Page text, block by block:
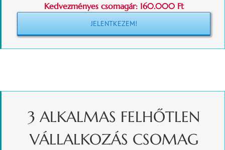
Kedvezményes csomagár: 160.000 Ft
JELENTKEZEM!
3 ALKALMAS FELHŐTLEN
VÁLLALKOZÁS CSOMAG